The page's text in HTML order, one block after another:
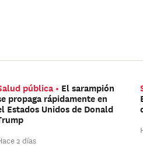
pública
El sarampión
propaga rápidamente en
Estados Unidos de Donald
2 días